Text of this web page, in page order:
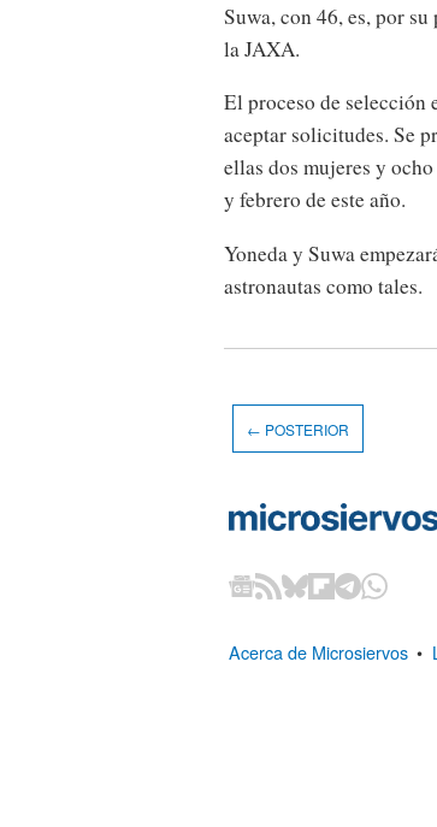
Suwa, con 46, es, por su
la JAXA.
El proceso de selección
aceptar solicitudes. Se
ellas dos mujeres y
y febrero de este año.
Yoneda y Suwa
astronautas como tales.
← POSTERIOR
Acerca de Microsiervos •